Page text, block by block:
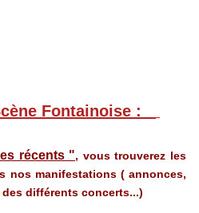
Fontainoise :
récents ", vous trouverez les
nos manifestations ( annonces,
différents concerts...)